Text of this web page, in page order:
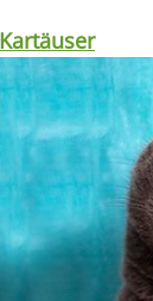
Kartäuser